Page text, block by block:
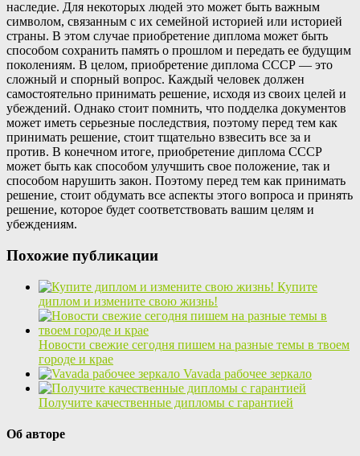
наследие. Для некоторых людей это может быть важным
символом, связанным с их семейной историей или историей
страны. В этом случае приобретение диплома может быть
способом сохранить память о прошлом и передать ее будущим
поколениям. В целом, приобретение диплома СССР — это
сложный и спорный вопрос. Каждый человек должен
самостоятельно принимать решение, исходя из своих целей и
убеждений. Однако стоит помнить, что подделка документов
может иметь серьезные последствия, поэтому перед тем как
принимать решение, стоит тщательно взвесить все за и
против. В конечном итоге, приобретение диплома СССР
может быть как способом улучшить свое положение, так и
способом нарушить закон. Поэтому перед тем как принимать
решение, стоит обдумать все аспекты этого вопроса и принять
решение, которое будет соответствовать вашим целям и
убеждениям.
Похожие публикации
Купите
диплом и измените свою жизнь!
Новости свежие сегодня пишем на разные темы в твоем
городе и крае
Vavada рабочее зеркало
Получите качественные дипломы с гарантией
Об авторе